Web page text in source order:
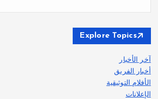
Explore Topics
آخر الأخبار
أخبار الفريق
الأفلام التوثيقية
الإعلانات